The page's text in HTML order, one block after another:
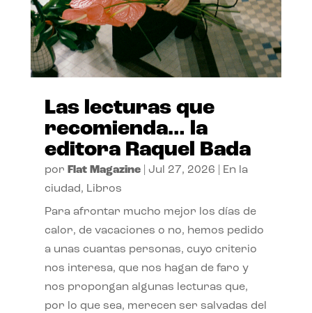
Las lecturas que
recomienda… la
editora Raquel Bada
por Flat Magazine| Jul 27, 2026
En la
ciudad, Libros
Para afrontar mucho mejor los días de
calor, de vacaciones o no, hemos pedido
a unas cuantas personas, cuyo criterio
nos interesa, que nos hagan de faro y
nos propongan algunas lecturas que,
por lo que sea, merecen ser salvadas del